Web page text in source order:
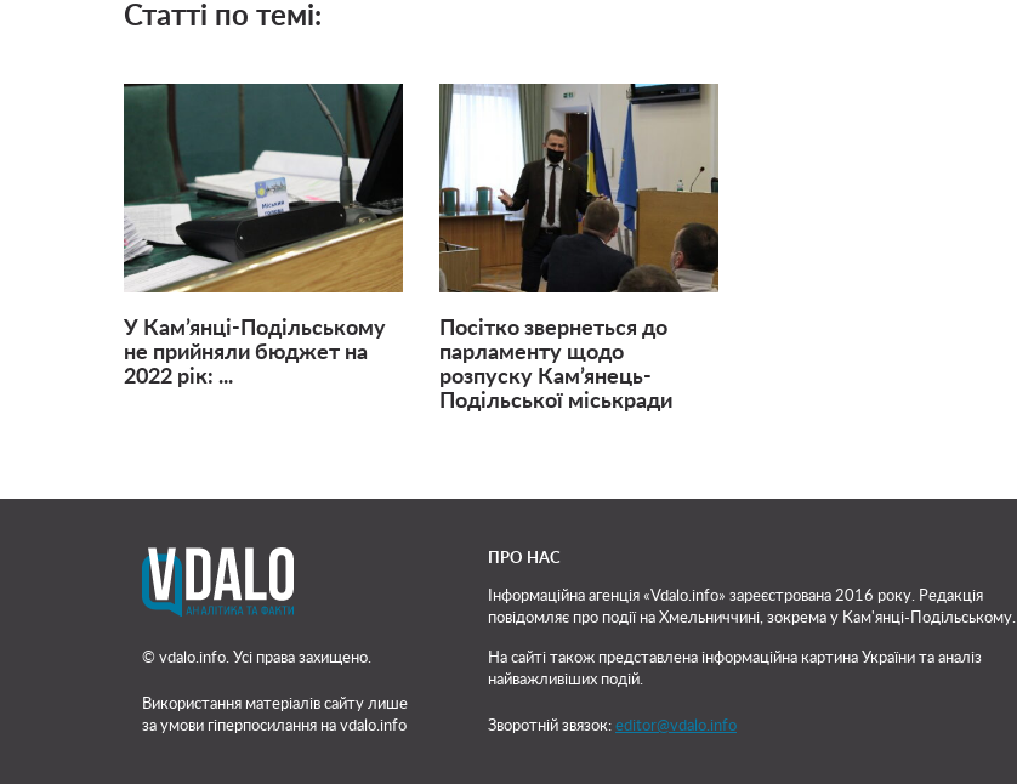
Статті по темі:
У Кам’янці-Подільському
не прийняли бюджет на
2022 рік: ...
Посітко звернеться до
парламенту щодо
розпуску Кам’янець-
Подільської міськради
© vdalo.info. Усі права захищено.
Використання матеріалів сайту лише
за умови гіперпосилання на vdalo.info
ПРО НАС
Інформаційна агенція «Vdalo.info» зареєстрована 2016 року. Редакція
повідомляє про події на Хмельниччині, зокрема у Кам'янці-Подільському.
На сайті також представлена інформаційна картина України та аналіз
найважливіших подій.
Зворотній звязок: editor@vdalo.info